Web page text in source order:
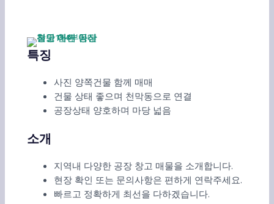
특징
사진 양쪽건물 함께 매매
건물 상태 좋으며 천막동으로 연결
공장상태 양호하며 마당 넓음
소개
지역내 다양한 공장 창고 매물을 소개합니다.
현장 확인 또는 문의사항은 편하게 연락주세요.
빠르고 정확하게 최선을 다하겠습니다.